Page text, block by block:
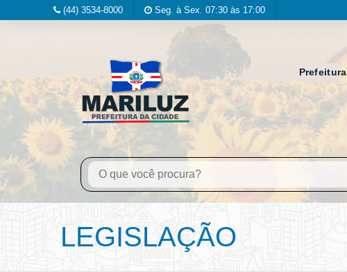
(44) 3534-8000 Seg. à Sex. 07:30 às 17:00
Prefeitura
LEGISLAÇÃO